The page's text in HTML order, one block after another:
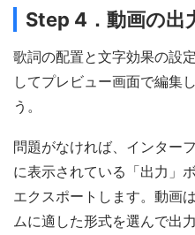
Step 4．動画の出
歌詞の配置と文字効果の設
してプレビュー画面で編集
う。
問題がなければ、インター
に表示されている「出力」
エクスポートします。動画
ムに適した形式を選んで出